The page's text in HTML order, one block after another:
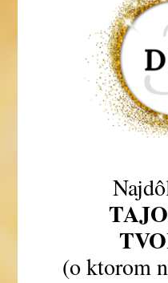
(o ktorom